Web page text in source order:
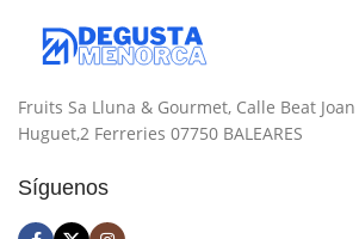
Fruits Sa Lluna & Gourmet, Calle Beat Joan
Huguet,2 Ferreries 07750 BALEARES
Síguenos